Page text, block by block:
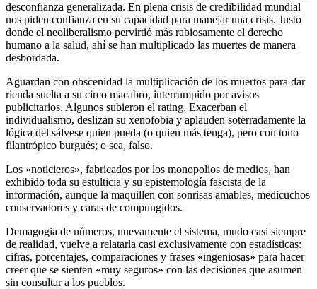
desconfianza generalizada. En plena crisis de credibilidad mundial
nos piden confianza en su capacidad para manejar una crisis. Justo
donde el neoliberalismo pervirtió más rabiosamente el derecho
humano a la salud, ahí se han multiplicado las muertes de manera
desbordada.
Aguardan con obscenidad la multiplicación de los muertos para dar
rienda suelta a su circo macabro, interrumpido por avisos
publicitarios. Algunos subieron el rating. Exacerban el
individualismo, deslizan su xenofobia y aplauden soterradamente la
lógica del sálvese quien pueda (o quien más tenga), pero con tono
filantrópico burgués; o sea, falso.
Los «noticieros», fabricados por los monopolios de medios, han
exhibido toda su estulticia y su epistemología fascista de la
información, aunque la maquillen con sonrisas amables, medicuchos
conservadores y caras de compungidos.
Demagogia de números, nuevamente el sistema, mudo casi siempre
de realidad, vuelve a relatarla casi exclusivamente con estadísticas:
cifras, porcentajes, comparaciones y frases «ingeniosas» para hacer
creer que se sienten «muy seguros» con las decisiones que asumen
sin consultar a los pueblos.